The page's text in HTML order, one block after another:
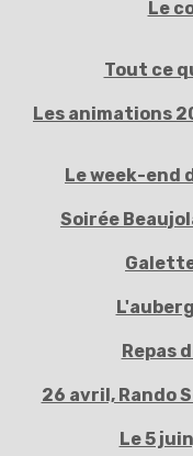
Le
Tout ce
Les animations
Le week-end
Soirée
Repas
26 avril, Rando
Le 5